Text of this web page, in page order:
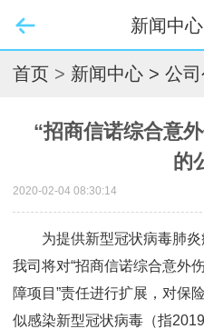
新闻中
首页 > 新闻中心 > 公
“招商信诺综合意
的
2020-02-04 08:30:14
为提供新型冠状病毒肺炎
我司将对“招商信诺综合意外
障项目”责任进行扩展，对保
似感染新型冠状病毒（指